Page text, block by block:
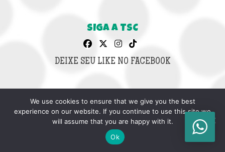
SIGA A TSC
DEIXE SEU LIKE NO FACEBOOK
CNPJ: 42.636.853/0001-64
© 2026 LOJA TSC.
TODOS OS DIREITOS RESERVADOS.
DESIGN & DESENVOLVIMENTO: INFINITO AG.
We use cookies to ensure that we give you the best
experience on our website. If you continue to use this site we
will assume that you are happy with it.
Ok